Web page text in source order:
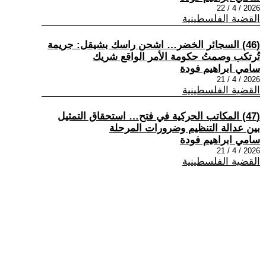
2026 / 4 / 22
القضية الفلسطينية
(46) السجائر الخضر… اشحن راسك بشيقل: جريمة
تُرتكب وصمتُ حكومة الأمر الواقع شريك
سامي ابراهيم فودة
2026 / 4 / 21
القضية الفلسطينية
(47) المكاتب الحركية في فتح… استحقاق التمثيل
بين عدالة التنظيم وضرورات المرحلة
سامي ابراهيم فودة
2026 / 4 / 21
القضية الفلسطينية